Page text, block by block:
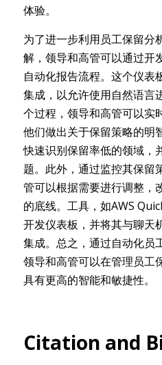
体验。
为了进一步利用员工保留分
解，领导和高管可以通过开
自动化报告流程。这个仪表
集成，以允许使用自然语言
个过程，领导和高管可以实
他们做出关于保留策略的明
快速识别保留率低的领域，
题。此外，通过监控其保留
管可以根据需要进行调整，
的底线。工具，如AWS
开发仪表板，并将其与聊天
集成。总之，通过自动化员
领导和高管可以在管理员工
具有更高的智能和敏捷性。
Citation and